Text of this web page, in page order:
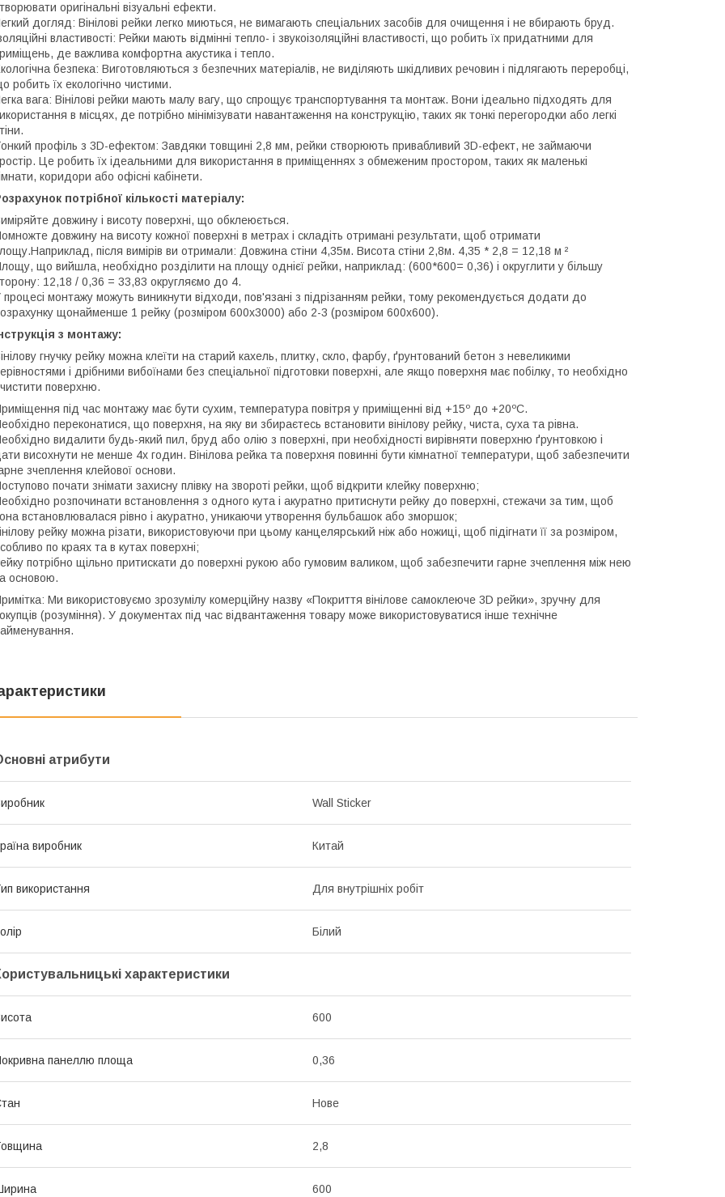
оригінальні візуальні ефекти.
догляд: Вінілові рейки легко миються, не вимагають спеціальних засобів для очищення і не вбирають бруд.
властивості: Рейки мають відмінні тепло- і звукоізоляційні властивості, що робить їх придатними для
де важлива комфортна акустика і тепло.
безпека: Виготовляються з безпечних матеріалів, не виділяють шкідливих речовин і підлягають переробці,
робить їх екологічно чистими.
вага: Вінілові рейки мають малу вагу, що спрощує транспортування та монтаж. Вони ідеально підходять для
в місцях, де потрібно мінімізувати навантаження на конструкцію, таких як тонкі перегородки або легкі
профіль з 3D-ефектом: Завдяки товщині 2,8 мм, рейки створюють привабливий 3D-ефект, не займаючи
Це робить їх ідеальними для використання в приміщеннях з обмеженим простором, таких як маленькі
коридори або офісні кабінети.
потрібної кількості матеріалу:
довжину і висоту поверхні, що обклеюється.
довжину на висоту кожної поверхні в метрах і складіть отримані результати, щоб отримати
після вимірів ви отримали: Довжина стіни 4,35м. Висота стіни 2,8м. 4,35 * 2,8 = 12,18 м ²
що вийшла, необхідно розділити на площу однієї рейки, наприклад: (600*600= 0,36) і округлити у більшу
12,18 / 0,36 = 33,83 округляємо до 4.
процесі монтажу можуть виникнути відходи, пов'язані з підрізанням рейки, тому рекомендується додати до
щонайменше 1 рейку (розміром 600х3000) або 2-3 (розміром 600х600).
з монтажу:
гнучку рейку можна клеїти на старий кахель, плитку, скло, фарбу, ґрунтований бетон з невеликими
і дрібними вибоїнами без спеціальної підготовки поверхні, але якщо поверхня має побілку, то необхідно
поверхню.
під час монтажу має бути сухим, температура повітря у приміщенні від +15º до +20ºС.
переконатися, що поверхня, на яку ви збираєтесь встановити вінілову рейку, чиста, суха та рівна.
видалити будь-який пил, бруд або олію з поверхні, при необхідності вирівняти поверхню ґрунтовкою і
висохнути не менше 4х годин. Вінілова рейка та поверхня повинні бути кімнатної температури, щоб забезпечити
зчеплення клейової основи.
почати знімати захисну плівку на звороті рейки, щоб відкрити клейку поверхню;
розпочинати встановлення з одного кута і акуратно притиснути рейку до поверхні, стежачи за тим, щоб
встановлювалася рівно і акуратно, уникаючи утворення бульбашок або зморшок;
рейку можна різати, використовуючи при цьому канцелярський ніж або ножиці, щоб підігнати її за розміром,
по краях та в кутах поверхні;
потрібно щільно притискати до поверхні рукою або гумовим валиком, щоб забезпечити гарне зчеплення між нею
основою.
Ми використовуємо зрозумілу комерційну назву «Покриття вінілове самоклеюче 3D рейки», зручну для
(розуміння). У документах під час відвантаження товару може використовуватися інше технічне
атрибути
Wall Sticker
виробник Китай
використання Для внутрішніх робіт
Білий
характеристики
600
панеллю площа 0,36
Нове
2,8
600